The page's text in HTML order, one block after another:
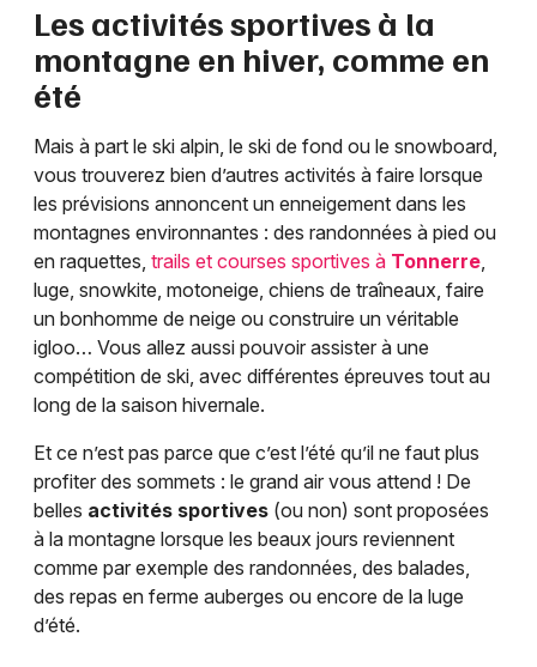
Les activités sportives à la
montagne en hiver, comme en
été
Mais à part le ski alpin, le ski de fond ou le snowboard,
vous trouverez bien d’autres activités à faire lorsque
les prévisions annoncent un enneigement dans les
montagnes environnantes : des randonnées à pied ou
en raquettes, trails et courses sportives à Tonnerre,
luge, snowkite, motoneige, chiens de traîneaux, faire
un bonhomme de neige ou construire un véritable
igloo… Vous allez aussi pouvoir assister à une
compétition de ski, avec différentes épreuves tout au
long de la saison hivernale.
Et ce n’est pas parce que c’est l’été qu’il ne faut plus
profiter des sommets : le grand air vous attend ! De
belles activités sportives (ou non) sont proposées
à la montagne lorsque les beaux jours reviennent
comme par exemple des randonnées, des balades,
des repas en ferme auberges ou encore de la luge
d’été.